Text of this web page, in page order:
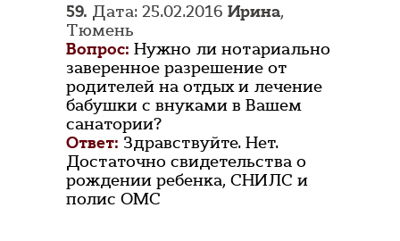
59. Дата: 25.02.2016 Ирина,
Тюмень
Вопрос: Нужно ли нотариально
заверенное разрешение от
родителей на отдых и лечение
бабушки с внуками в Вашем
санатории?
Ответ: Здравствуйте. Нет.
Достаточно свидетельства о
рождении ребенка, СНИЛС и
полис ОМС